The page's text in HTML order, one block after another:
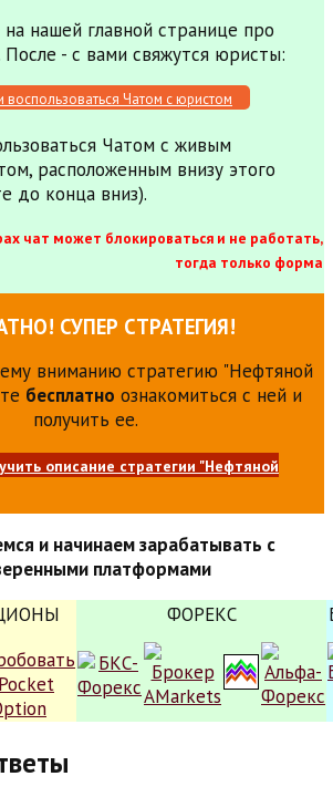
нашей главной странице про
- с вами свяжутся юристы:
Чатом с юристом
Чатом с живым
расположенным внизу этого
до конца вниз).
чат может блокироваться и не работать,
тогда только форма
СУПЕР СТРАТЕГИЯ!
вниманию стратегию "Нефтяной
бесплатно ознакомиться с ней и
получить ее.
описание стратегии "Нефтяной
и начинаем зарабатывать с
платформами
ФОРЕКС